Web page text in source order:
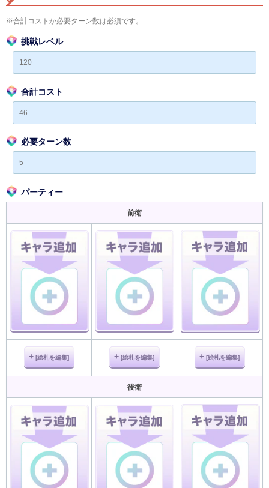
※合計コストか必要ターン数は必須です。
挑戦レベル
合計コスト
必要ターン数
パーティー
前衛
[絵札を編集] [絵札を編集] [絵札を編集]
後衛